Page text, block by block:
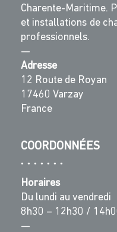
Charente-Maritime.
et installations de
professionnels.
—
Adresse
12 Route de Royan
17460 Varzay
France
COORDONNÉES
Horaires
Du lundi au vendredi
8h30 – 12h30 /
—